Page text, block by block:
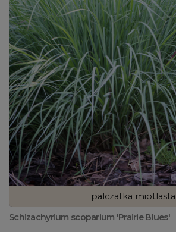
palczatka miotlasta
Schizachyrium scoparium 'Prairie Blues'